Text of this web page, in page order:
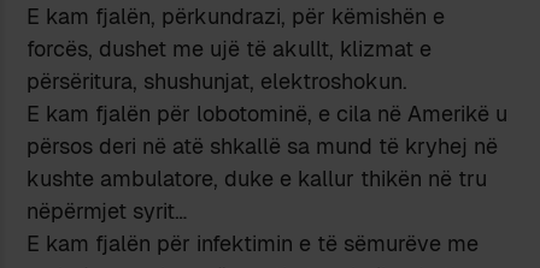
E kam fjalën, përkundrazi, për këmishën e
forcës, dushet me ujë të akullt, klizmat e
përsëritura, shushunjat, elektroshokun.
E kam fjalën për lobotominë, e cila në Amerikë u
përsos deri në atë shkallë sa mund të kryhej në
kushte ambulatore, duke e kallur thikën në tru
nëpërmjet syrit…
E kam fjalën për infektimin e të sëmurëve me